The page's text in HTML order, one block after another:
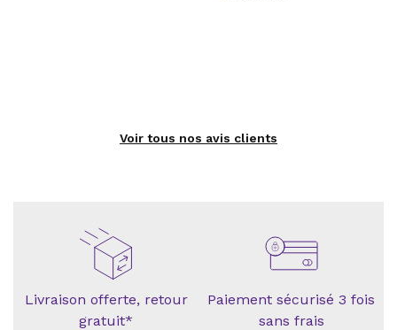
Voir tous nos avis clients
Livraison offerte, retour
gratuit*
Paiement sécurisé 3 fois
sans frais